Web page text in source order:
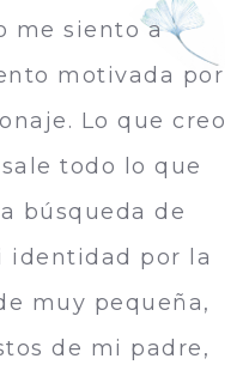
me siento a
motivada por
Lo que creo
todo lo que
búsqueda de
identidad por la
muy pequeña,
de mi padre,